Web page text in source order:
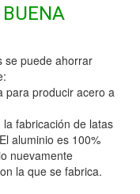
BUENA
se puede ahorrar
para producir acero a
fabricación de latas
aluminio es 100%
nuevamente
la que se fabrica.